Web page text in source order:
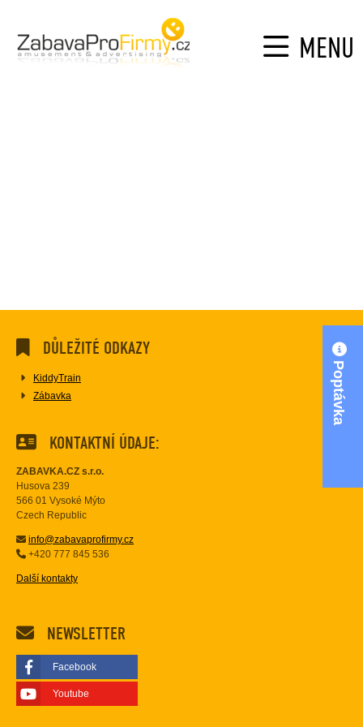
MENU
DŮLEŽITÉ ODKAZY
KiddyTrain
Zábavka
KONTAKTNÍ ÚDAJE:
ZABAVKA.CZ s.r.o.
Husova 239
566 01 Vysoké Mýto
Czech Republic
info@zabavaprofirmy.cz
+420 777 845 536
Další kontakty
NEWSLETTER
Facebook
Youtube
Poptávka